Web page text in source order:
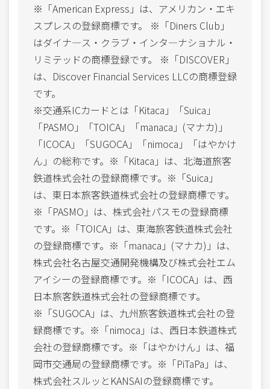
※「American Express」は、アメリカン・エキ
スプレスの登録商標です。 ※「Diners Club」
はダイナ―ス・クラブ・インタ―ナショナル・
リミテッドの商標登録です。 ※「DISCOVER」
は、Discover Financial Services LLCの商標登録
です。
※交通系ICカードとは「Kitaca」「Suica」
「PASMO」「TOICA」「manaca」(マナカ)」
「ICOCA」「SUGOCA」「nimoca」「はやかけ
ん」の総称です。※「Kitaca」は、北海道旅客
鉄道株式会社の登録商標です。※「Suica」
は、東日本旅客鉄道株式会社の登録商標です。
※「PASMO」は、株式会社パスモの登録商標
です。※「TOICA」は、東海旅客鉄道株式会社
の登録商標です。※「manaca」(マナカ)」は、
株式会社名古屋交通開発機構及び株式会社エム
アイシーの登録商標です。※「ICOCA」は、西
日本旅客鉄道株式会社の登録商標です。
※「SUGOCA」は、九州旅客鉄道株式会社の登
録商標です。※「nimoca」は、西日本鉄道株式
会社の登録商標です。※「はやかけん」は、福
岡市交通局の登録商標です。※「PiTaPa」は、
株式会社スルッとKANSAIの登録商標です。